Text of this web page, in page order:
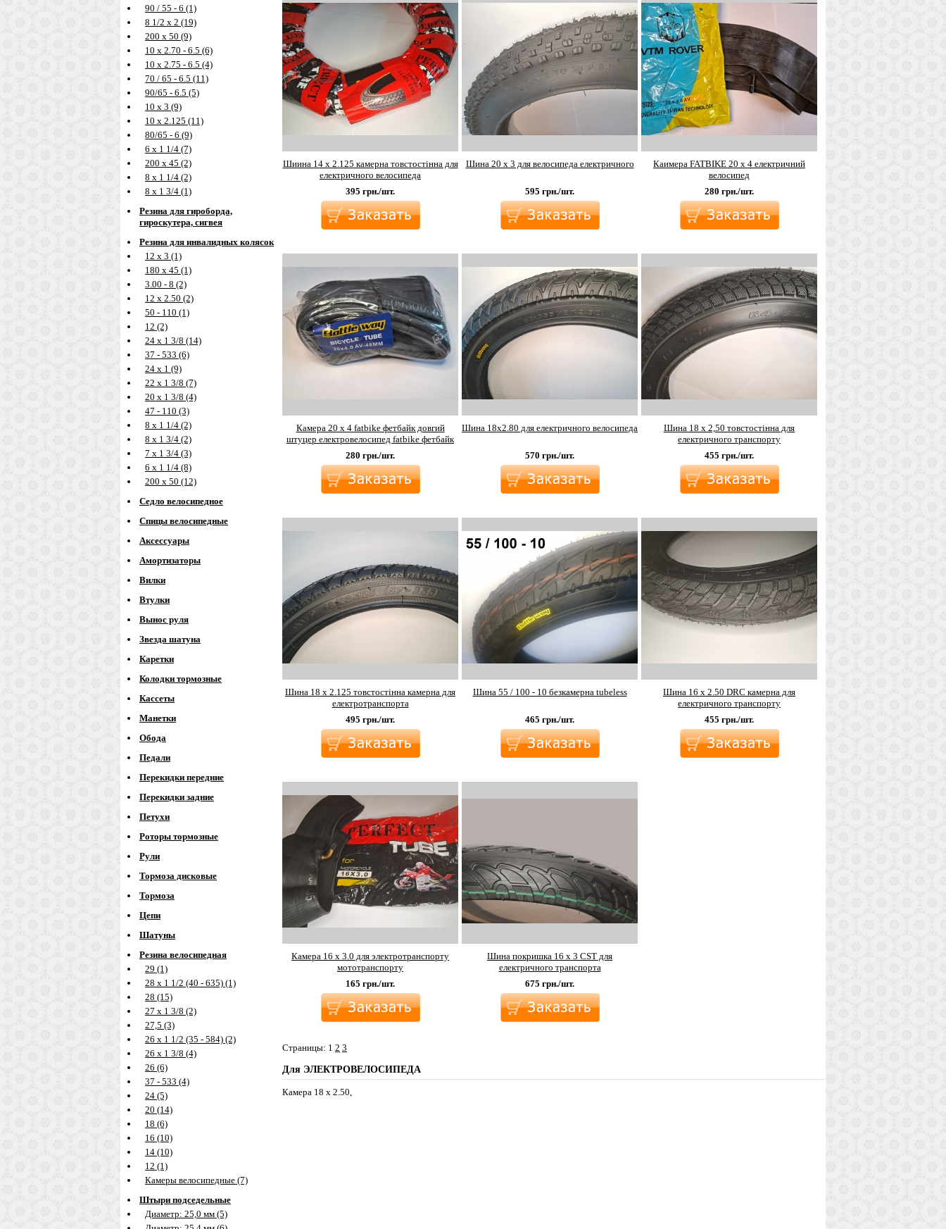
90 / 55 - 6 (1)
8 1/2 х 2 (19)
200 х 50 (9)
10 х 2.70 - 6.5 (6)
10 х 2.75 - 6.5 (4)
70 / 65 - 6.5 (11)
90/65 - 6.5 (5)
10 х 3 (9)
10 х 2.125 (11)
80/65 - 6 (9)
6 х 1 1/4 (7)
200 х 45 (2)
8 х 1 1/4 (2)
8 х 1 3/4 (1)
Резина для гироборда,
гироскутера, сигвея
Резина для инвалидных колясок
12 х 3 (1)
180 х 45 (1)
3.00 - 8 (2)
12 х 2.50 (2)
50 - 110 (1)
12 (2)
24 х 1 3/8 (14)
37 - 533 (6)
24 х 1 (9)
22 х 1 3/8 (7)
20 х 1 3/8 (4)
47 - 110 (3)
8 х 1 1/4 (2)
8 х 1 3/4 (2)
7 х 1 3/4 (3)
6 х 1 1/4 (8)
200 х 50 (12)
Седло велосипедное
Спицы велосипедные
Аксессуары
Амортизаторы
Вилки
Втулки
Вынос руля
Звезда шатуна
Каретки
Колодки тормозные
Кассеты
Манетки
Обода
Педали
Перекидки передние
Перекидки задние
Петухи
Роторы тормозные
Рули
Тормоза дисковые
Тормоза
Цепи
Шатуны
Резина велосипедная
29 (1)
28 х 1 1/2 (40 - 635) (1)
28 (15)
27 х 1 3/8 (2)
27,5 (3)
26 х 1 1/2 (35 - 584) (2)
26 х 1 3/8 (4)
26 (6)
37 - 533 (4)
24 (5)
20 (14)
18 (6)
16 (10)
14 (10)
12 (1)
Камеры велосипедные (7)
Штыри подседельные
Диаметр: 25,0 мм (5)
Шиина 14 х 2.125 камерна товстостінна для
електричного велосипеда
395 грн./шт.
Шина 20 х 3 для велосипеда електричного
595 грн./шт.
Каимера FATBIKE 20 х 4 електричний
велосипед
280 грн./шт.
Камера 20 х 4 fatbike фетбайк довгий
штуцер електровелосипед fatbike фетбайк
280 грн./шт.
Шина 18х2.80 для електричного велосипеда
570 грн./шт.
Шина 18 х 2,50 товстостінна для
електричного транспорту
455 грн./шт.
Шина 18 х 2.125 товстостінна камерна для
електротранспорта
495 грн./шт.
Шина 55 / 100 - 10 безкамерна tubeless
465 грн./шт.
Шина 16 х 2.50 DRC камерна для
електричного транспорту
455 грн./шт.
Камера 16 х 3.0 для электротранспорту
мототранспорту
165 грн./шт.
Шина покришка 16 х 3 CST для
електричного транспорта
675 грн./шт.
Страницы: 1 2 3
Для ЭЛЕКТРОВЕЛОСИПЕДА
Камера 18 х 2.50,